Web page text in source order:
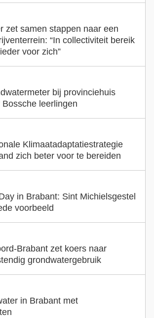
zet samen stappen naar een
“In collectiviteit bereik
voor zich”
bij provinciehuis
leerlingen
Klimaatadaptatiestrategie
zich beter voor te bereiden
in Brabant: Sint Michielsgestel
voorbeeld
Brabant zet koers naar
grondwatergebruik
in Brabant met